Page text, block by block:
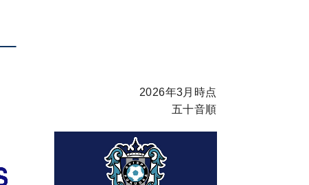
2026年3月時点
五十音順